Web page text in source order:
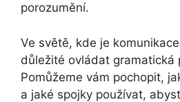
porozumění.
Ve světě, kde je
důležité ovládat gramatická
Pomůžeme vám pochopit,
a jaké spojky používat,